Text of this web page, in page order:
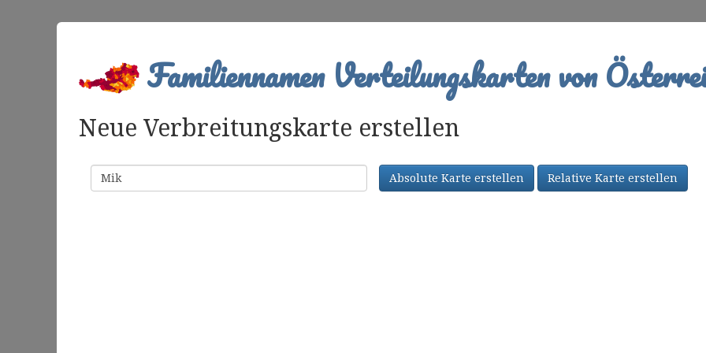
Familiennamen Verteilungskarten von
Neue Verbreitungskarte erstellen
Familienname Absolute Karte erstellen Relative Karte erstellen